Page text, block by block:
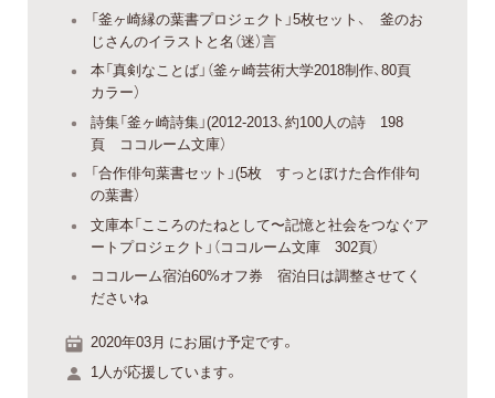
「釜ヶ崎縁の葉書プロジェクト」5枚セット、 釜のお
じさんのイラストと名（迷）言
本「真剣なことば」（釜ヶ崎芸術大学2018制作、80頁
カラー）
詩集「釜ヶ崎詩集」(2012-2013、約100人の詩 198
頁 ココルーム文庫）
「合作俳句葉書セット」(5枚 すっとぼけた合作俳句
の葉書）
文庫本「こころのたねとして〜記憶と社会をつなぐア
ートプロジェクト」（ココルーム文庫 302頁）
ココルーム宿泊60%オフ券 宿泊日は調整させてく
ださいね
2020年03月 にお届け予定です。
1人が応援しています。